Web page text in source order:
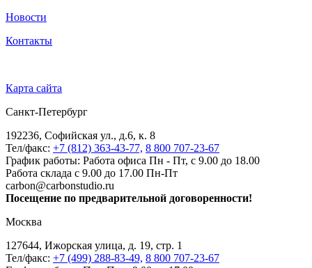
Новости
Контакты
Карта сайта
Санкт-Петербург
192236, Софийская ул., д.6, к. 8
Тел/факс: +7 (812) 363-43-77, 8 800 707-23-67
График работы: Работа офиса Пн - Пт, с 9.00 до 18.00
Работа склада с 9.00 до 17.00 Пн-Пт
carbon@carbonstudio.ru
Посещение по предварительной договоренности!
Москва
127644, Ижорская улица, д. 19, стр. 1
Тел/факс: +7 (499) 288-83-49, 8 800 707-23-67